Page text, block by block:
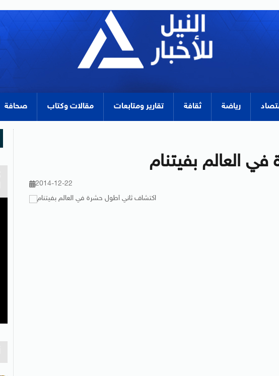
رياضة ثقافة تقارير ومتابعات مقالات وكتاب صحافة
العالم بفيتنام
2014-12-22